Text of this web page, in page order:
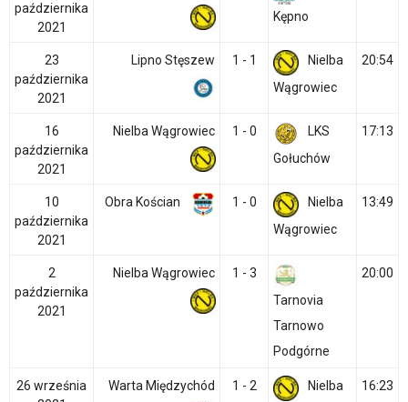
października
2021
Kępno
23
października
2021
Lipno Stęszew 1 - 1
Nielba
Wągrowiec
20:54
16
października
2021
Nielba Wągrowiec 1 - 0
LKS
Gołuchów
17:13
10
października
2021
Obra Kościan 1 - 0
Nielba
Wągrowiec
13:49
2
października
2021
Nielba Wągrowiec
1 - 3
Tarnovia
Tarnowo
Podgórne
20:00
26 września
Warta Międzychód 1 - 2
Nielba
16:23